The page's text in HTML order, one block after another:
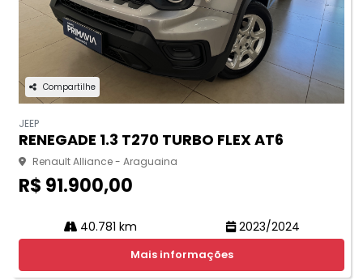
Compartilhe
JEEP
RENEGADE 1.3 T270 TURBO FLEX AT6
Renault Alliance - Araguaina
R$ 91.900,00
40.781 km 2023/2024
Mais informações